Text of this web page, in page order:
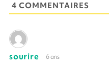
4 COMMENTAIRES
sourire 6 ans